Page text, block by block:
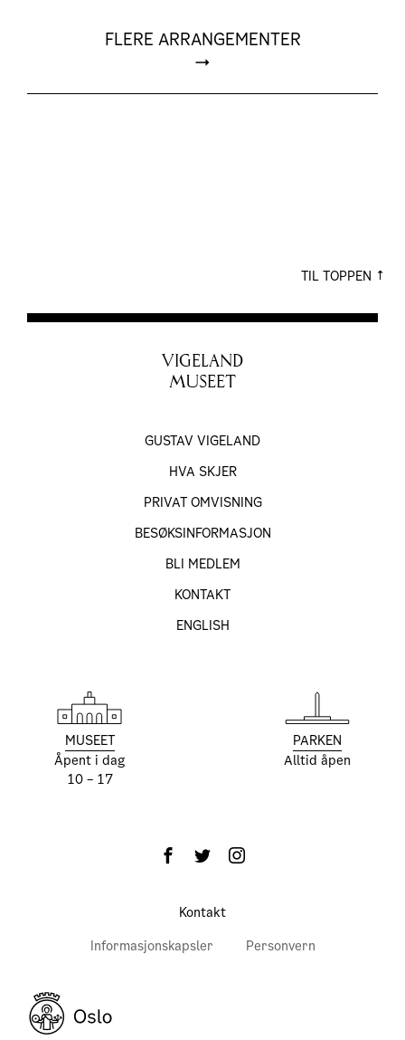
FLERE ARRANGEMENTER
TIL TOPPEN
VIGELAND
MUSEET
GUSTAV VIGELAND
HVA SKJER
PRIVAT OMVISNING
BESØKS­INFORMASJON
BLI MEDLEM
KONTAKT
ENGLISH
MUSEET
Åpent i dag
10 – 17
PARKEN
Alltid åpen
Kontakt
Informasjonskapsler
Personvern